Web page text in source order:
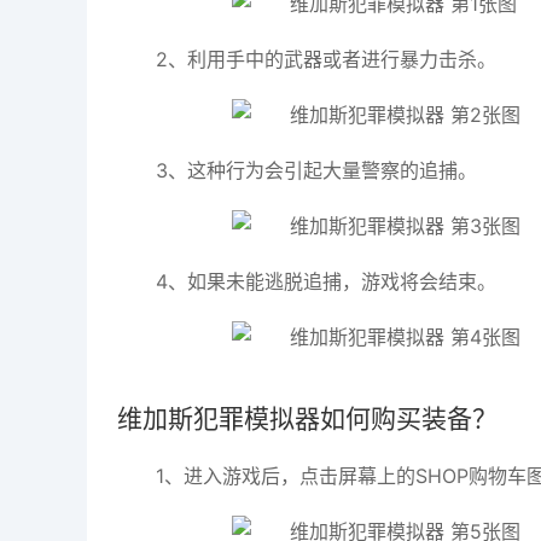
2、利用手中的武器或者进行暴力击杀。
3、这种行为会引起大量警察的追捕。
4、如果未能逃脱追捕，游戏将会结束。
维加斯犯罪模拟器如何购买装备？
1、进入游戏后，点击屏幕上的SHOP购物车